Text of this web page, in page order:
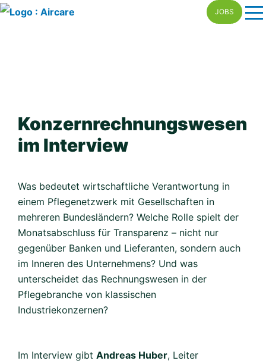
Skip
JOBS
Konzern­rechnungs­wesen
im Interview
Was bedeutet wirtschaftliche Verantwortung in
einem Pflegenetzwerk mit Gesellschaften in
mehreren Bundesländern? Welche Rolle spielt der
Monatsabschluss für Transparenz – nicht nur
gegenüber Banken und Lieferanten, sondern auch
im Inneren des Unternehmens? Und was
unterscheidet das Rechnungswesen in der
Pflegebranche von klassischen
Industriekonzernen?
Im Interview gibt Andreas Huber, Leiter